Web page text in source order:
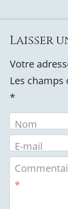
Laisser
Votre
Les
*
Nom
E-mail
*